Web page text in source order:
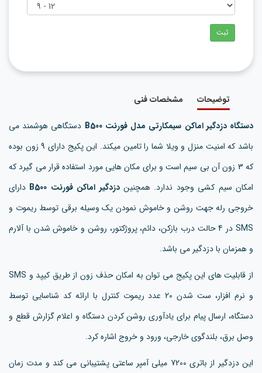
ثبت
توضیحات مشخصات فنی
دستگاه دزدگیر اماکن سیمکارتی مدل فورنت B500
دستگاهی هوشمند می
باشد که امنیت منزل و ویلا شما را تامین میکند. این پکیج دارای 9 زون بوده
که 3 زون آن بی سیم است و برای مکان هایی مورد استفاده قرار می گیرد که
امکان سیم کشی وجود ندارد. همچنیندزدگیر اماکن فورنت B500
دارای
خروجی رله جهت روشن و خاموش نمودن یک وسیله برقی توسط ریموت و
SMS در 4 حالت درب بازکن، دائم، پروژکتور، روشن و خاموش شدن با آلارم
و همزمان با دزدگیر می باشد.
از قابلیت های این پکیج می توان به امکان حذف زون از طریق کیپد و SMS
و نرم افزار، ست شدن 20 عدد ریموت کنترل با ارائه کد شناسایی توسط
دستگاه، ارسال پیام برای یادآوری روشن کردن دستگاه و اعلام گزارش قطع و
وصل برق، بلندگوی خارجی، ورود و خروج اشاره کرد.
این دزدگیر از باتری 7200 میلی آمپر ساعتی پشتیبانی می کند و مدت زمان